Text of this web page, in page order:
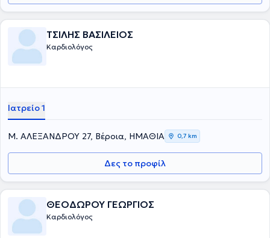
ΤΣΙΛΗΣ ΒΑΣΙΛΕΙΟΣ
Καρδιολόγος
Ιατρείο 1
Μ. ΑΛΕΞΑΝΔΡΟΥ 27, Βέροια, ΗΜΑΘΙΑ 0,7 km
Δες το προφίλ
ΘΕΟΔΩΡΟΥ ΓΕΩΡΓΙΟΣ
Καρδιολόγος